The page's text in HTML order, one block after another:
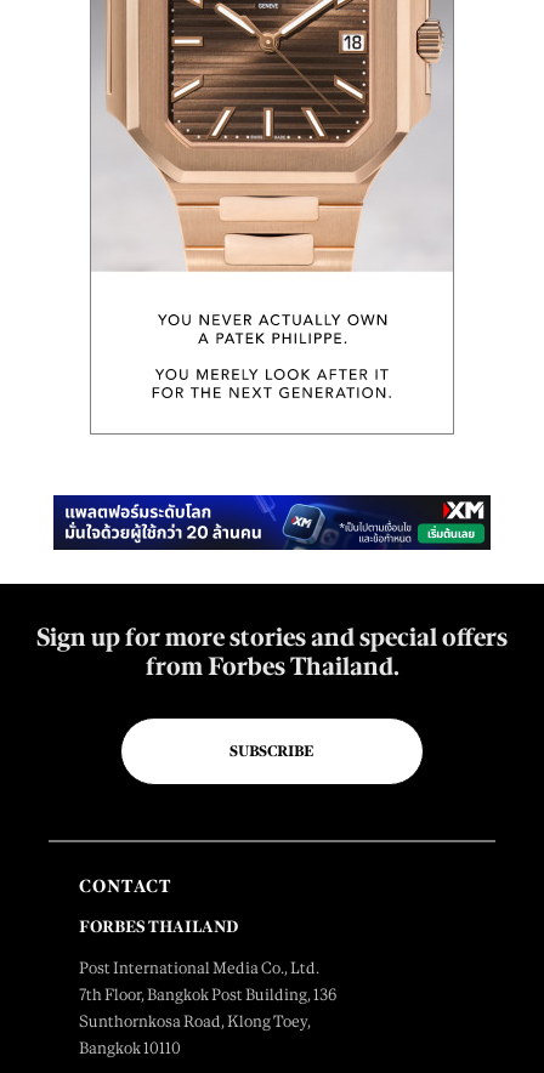
Sign up for more stories and special offers
from Forbes Thailand.
SUBSCRIBE
CONTACT
FORBES THAILAND
Post International Media Co., Ltd.
7th Floor, Bangkok Post Building, 136
Sunthornkosa Road, Klong Toey,
Bangkok 10110